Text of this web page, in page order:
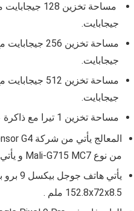
جيجابايت.
جيجابايت.
مساحة تخزين 512
جيجابايت.
مساحة تخزين 1 تيرا مع ذاكرة عشوائية 16 جيجابايت.
المعالج يأتي من شركة G4
من نوع Mali-G715 MC7 و يأتي بتكنولوجيا 4 نانومتر .
يأتي هاتف جوجل بيكسل 9 برو
152.8x72x8.5 ملم .